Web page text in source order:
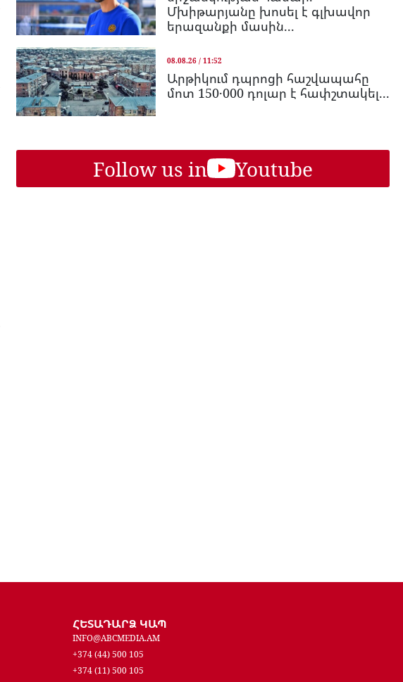
Մխիթարյանը խոսել է գլխավոր
երազանքի մասին...
08.08.26 / 11:52
Արթիկում դպրոցի հաշվապահը
մոտ 150․000 դոլար է հափշտակել...
Follow us in Youtube
ՀԵՏԱԴԱՐՁ ԿԱՊ
INFO@ABCMEDIA.AM
+374 (44) 500 105
+374 (11) 500 105